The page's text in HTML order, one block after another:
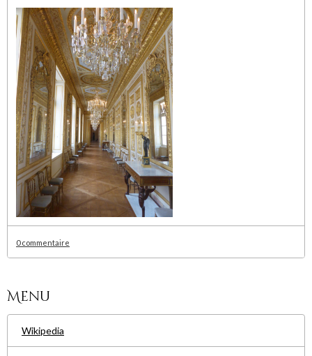
0 commentaire
Menu
Wikipedia